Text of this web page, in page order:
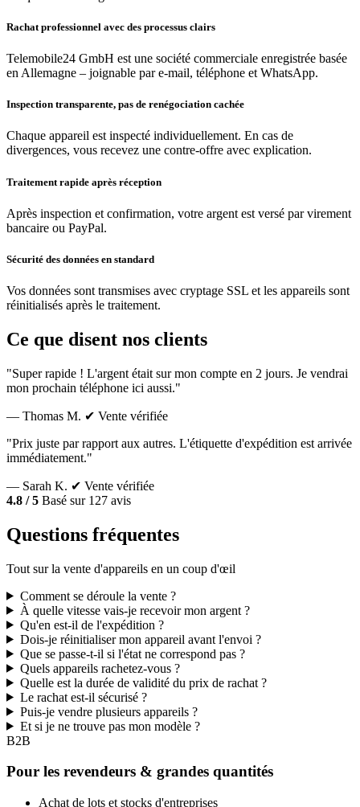
Rachat professionnel avec des processus clairs
Telemobile24 GmbH est une société commerciale enregistrée basée
en Allemagne – joignable par e-mail, téléphone et WhatsApp.
Inspection transparente, pas de renégociation cachée
Chaque appareil est inspecté individuellement. En cas de
divergences, vous recevez une contre-offre avec explication.
Traitement rapide après réception
Après inspection et confirmation, votre argent est versé par virement
bancaire ou PayPal.
Sécurité des données en standard
Vos données sont transmises avec cryptage SSL et les appareils sont
réinitialisés après le traitement.
Ce que disent nos clients
"Super rapide ! L'argent était sur mon compte en 2 jours. Je vendrai
mon prochain téléphone ici aussi."
— Thomas M. ✔ Vente vérifiée
"Prix juste par rapport aux autres. L'étiquette d'expédition est arrivée
immédiatement."
— Sarah K. ✔ Vente vérifiée
4.8 / 5 Basé sur 127 avis
Questions fréquentes
Tout sur la vente d'appareils en un coup d'œil
Comment se déroule la vente ?
À quelle vitesse vais-je recevoir mon argent ?
Qu'en est-il de l'expédition ?
Dois-je réinitialiser mon appareil avant l'envoi ?
Que se passe-t-il si l'état ne correspond pas ?
Quels appareils rachetez-vous ?
Quelle est la durée de validité du prix de rachat ?
Le rachat est-il sécurisé ?
Puis-je vendre plusieurs appareils ?
Et si je ne trouve pas mon modèle ?
B2B
Pour les revendeurs & grandes quantités
Achat de lots et stocks d'entreprises